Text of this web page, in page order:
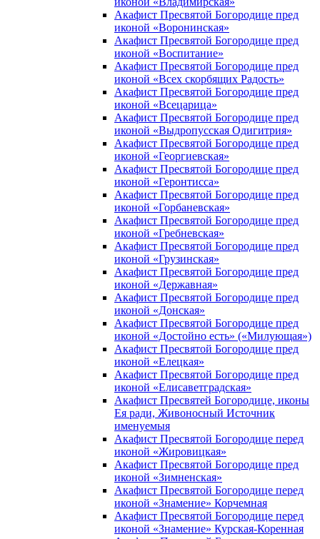
Акафист Пресвятой Богородице пред
иконой «Воронинская»
Акафист Пресвятой Богородице пред
иконой «Воспитание»
Акафист Пресвятой Богородице пред
иконой «Всех скорбящих Радость»
Акафист Пресвятой Богородице пред
иконой «Всецарица»
Акафист Пресвятой Богородице пред
иконой «Выдропусская Одигитрия»
Акафист Пресвятой Богородице пред
иконой «Георгиевская»
Акафист Пресвятой Богородице пред
иконой «Геронтисса»
Акафист Пресвятой Богородице пред
иконой «Горбаневская»
Акафист Пресвятой Богородице пред
иконой «Гребневская»
Акафист Пресвятой Богородице пред
иконой «Грузинская»
Акафист Пресвятой Богородице пред
иконой «Державная»
Акафист Пресвятой Богородице пред
иконой «Донская»
Акафист Пресвятой Богородице пред
иконой «Достойно есть» («Милующая»)
Акафист Пресвятой Богородице пред
иконой «Елецкая»
Акафист Пресвятой Богородице пред
иконой «Елисаветградская»
Акафист Пресвятей Богородице, иконы
Ея ради, Живоносный Источник
именуемыя
Акафист Пресвятой Богородице перед
иконой «Жировицкая»
Акафист Пресвятой Богородице пред
иконой «Зимненская»
Акафист Пресвятой Богородице перед
иконой «Знамение» Корчемная
Акафист Пресвятой Богородице перед
иконой «Знамение» Курская-Коренная